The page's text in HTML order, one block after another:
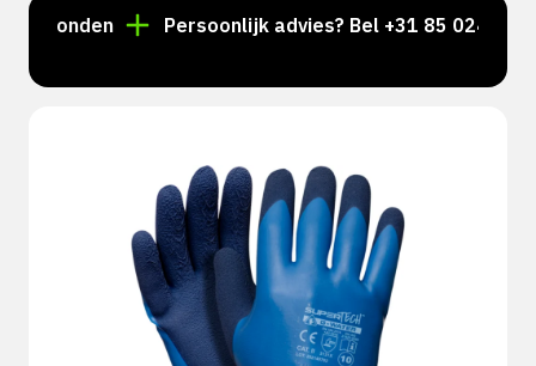
Persoonlijk advies? Bel +31 85 024 0044